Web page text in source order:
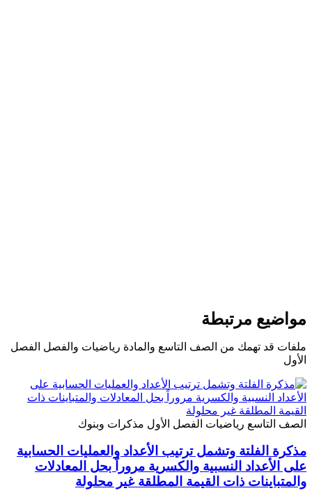
مواضيع مرتبطة
ملفات قد تهمك من الصف التاسع والمادة رياضيات والفصل الفصل
الأول
الصف التاسع رياضيات الفصل الأول مذكرات وبنوك
مذكرة الفلتة وتشمل ترتيب الأعداد والعمليات الحسابية
على الأعداد النسبية والكسرية مروراً بحل المعادلات
والمتباينات ذات القيمة المطلقة غير محلولة